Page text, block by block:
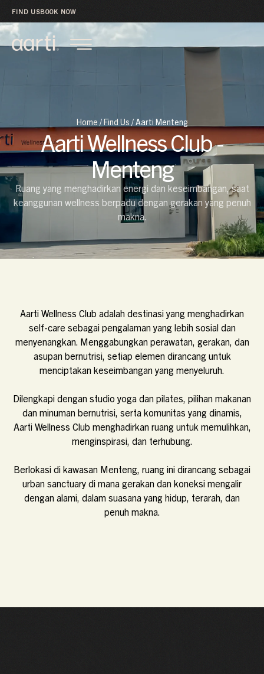
FIND USBOOK NOW
Home /Find Us /Aarti Menteng
Aarti Wellness Club -
Menteng
Ruang yang menghadirkan energi dan keseimbangan, saat
keanggunan wellness berpadu dengan gerakan yang penuh
makna.
Aarti Wellness Club adalah destinasi yang menghadirkan
self-care sebagai pengalaman yang lebih sosial dan
menyenangkan. Menggabungkan perawatan, gerakan, dan
asupan bernutrisi, setiap elemen dirancang untuk
menciptakan keseimbangan yang menyeluruh.
Dilengkapi dengan studio yoga dan pilates, pilihan makanan
dan minuman bernutrisi, serta komunitas yang dinamis,
Aarti Wellness Club menghadirkan ruang untuk memulihkan,
menginspirasi, dan terhubung.
Berlokasi di kawasan Menteng, ruang ini dirancang sebagai
urban sanctuary di mana gerakan dan koneksi mengalir
dengan alami, dalam suasana yang hidup, terarah, dan
penuh makna.